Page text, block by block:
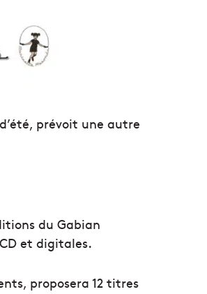
prévoit une autre
du Gabian
et digitales.
proposera 12 titres